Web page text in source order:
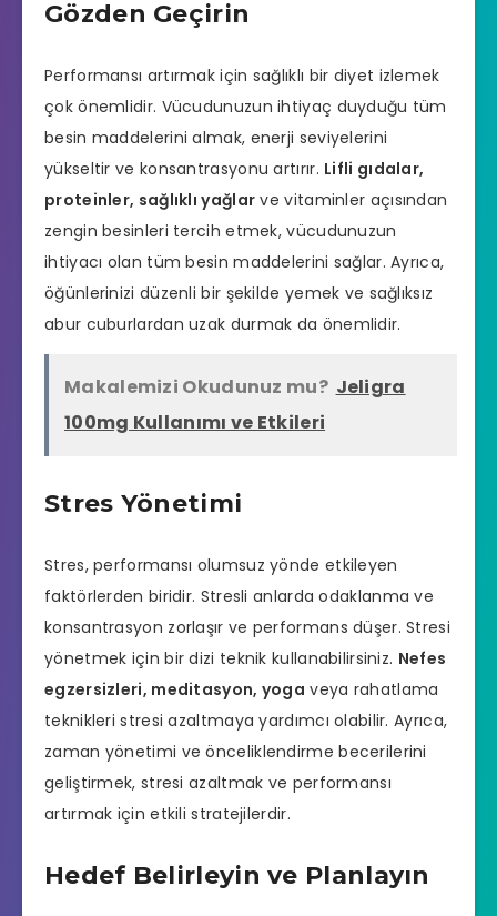
Gözden Geçirin
Performansı artırmak için sağlıklı bir diyet izlemek
çok önemlidir. Vücudunuzun ihtiyaç duyduğu tüm
besin maddelerini almak, enerji seviyelerini
yükseltir ve konsantrasyonu artırır. Lifli gıdalar,
proteinler, sağlıklı yağlar ve vitaminler açısından
zengin besinleri tercih etmek, vücudunuzun
ihtiyacı olan tüm besin maddelerini sağlar. Ayrıca,
öğünlerinizi düzenli bir şekilde yemek ve sağlıksız
abur cuburlardan uzak durmak da önemlidir.
Makalemizi Okudunuz mu? Jeligra
100mg Kullanımı ve Etkileri
Stres Yönetimi
Stres, performansı olumsuz yönde etkileyen
faktörlerden biridir. Stresli anlarda odaklanma ve
konsantrasyon zorlaşır ve performans düşer. Stresi
yönetmek için bir dizi teknik kullanabilirsiniz. Nefes
egzersizleri, meditasyon, yoga veya rahatlama
teknikleri stresi azaltmaya yardımcı olabilir. Ayrıca,
zaman yönetimi ve önceliklendirme becerilerini
geliştirmek, stresi azaltmak ve performansı
artırmak için etkili stratejilerdir.
Hedef Belirleyin ve Planlayın